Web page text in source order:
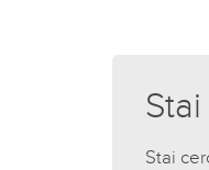
Stai